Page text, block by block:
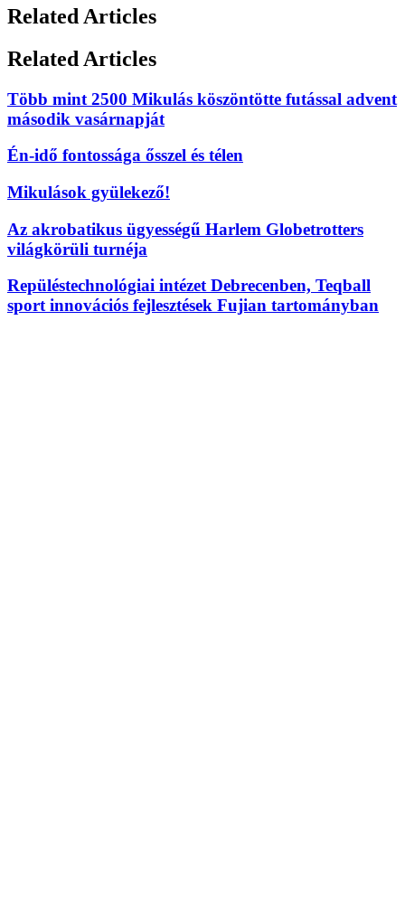
Related Articles
Related Articles
Több mint 2500 Mikulás köszöntötte futással advent
második vasárnapját
Én-idő fontossága ősszel és télen
Mikulások gyülekező!
Az akrobatikus ügyességű Harlem Globetrotters
világkörüli turnéja
Repüléstechnológiai intézet Debrecenben, Teqball
sport innovációs fejlesztések Fujian tartományban